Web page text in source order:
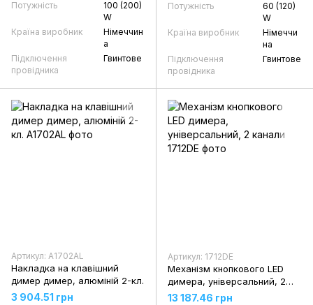
Потужність
100 (200)
W
Країна виробник
Німеччин
а
Підключення
провідника
Гвинтове
Потужність
60 (120)
W
Країна виробник
Німеччи
на
Підключення
провідника
Гвинтове
Артикул: A1702AL
Накладка на клавішний
димер димер, алюміній 2-кл.
3 904.51 грн
Артикул: 1712DE
Механізм кнопкового LED
димера, універсальний, 2
канали
13 187.46 грн